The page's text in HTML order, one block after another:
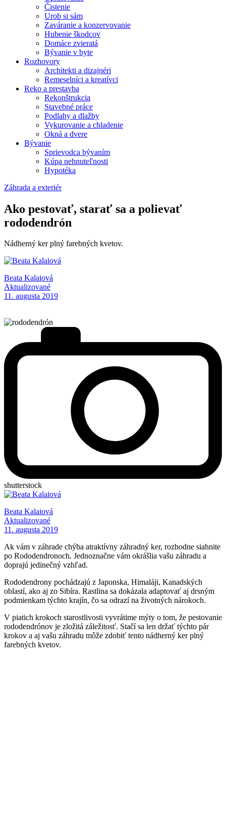
Čistenie
Urob si sám
Zaváranie a konzervovanie
Hubenie škodcov
Domáce zvieratá
Bývanie v byte
Rozhovory
Architekti a dizajnéri
Remeselníci a kreatívci
Reko a prestavba
Rekonštrukcia
Stavebné práce
Podlahy a dlažby
Vykurovanie a chladenie
Okná a dvere
Bývanie
Sprievodca bývaním
Kúpa nehnuteľnosti
Hypotéka
Záhrada a exteriér
Ako pestovať, starať sa a polievať
rododendrón
Nádherný ker plný farebných kvetov.
Beata Kalaiová
Aktualizované
11. augusta 2019
shutterstock
Beata Kalaiová
Aktualizované
11. augusta 2019
Ak vám v záhrade chýba atraktívny záhradný ker, rozhodne siahnite
po Rododendronoch. Jednoznačne vám okrášlia vašu záhradu a
doprajú jedinečný vzhľad.
Rododendrony pochádzajú z Japonska, Himaláji, Kanadských
oblastí, ako aj zo Sibíra. Rastlina sa dokázala adaptovať aj drsným
podmienkam týchto krajín, čo sa odrazí na životných nárokoch.
V piatich krokoch starostlivosti vyvrátime mýty o tom, že pestovanie
rododendrónov je zložitá záležitosť. Stačí sa len držať týchto pár
krokov a aj vašu záhradu môže zdobiť tento nádherný ker plný
farebných kvetov.